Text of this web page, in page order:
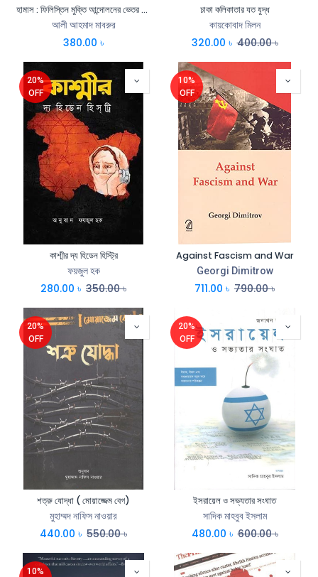
হামাস : ফিলিস্তিন মুক্তি আন্দোলনের ভেতর বাহির
আলী আহমাদ মাবরুর
380.00 ৳
ঢাকা কলিকাতার যত যুদ্ধ
কায়কোবাদ মিলন
320.00 ৳ 400.00৳
20%
OFF
কাশ্মীর দ্য হিডেন হিস্ট্রি
ফয়জুল হক
280.00 ৳ 350.00৳
10%
OFF
Against Fascism and War
Georgi Dimitrow
711.00 ৳ 790.00৳
20%
OFF
শত্রু যোদ্ধা ( মোয়াজ্জেম বেগ)
মুহাম্মদ নাফিস নাওয়ার
440.00 ৳ 550.00৳
20%
OFF
ইসরায়েল ও সভ্যতার সংঘাত
সাদিক মাহবুব ইসলাম
480.00 ৳ 600.00৳
10%